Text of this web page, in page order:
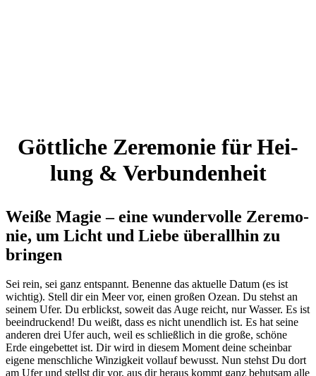
Gött­li­che Zere­mo­nie für Hei­
lung & Ver­bun­den­heit
Wei­ße Magie – eine wun­der­vol­le Zere­mo­
nie, um Licht und Lie­be über­all­hin zu
brin­gen
Sei rein, sei ganz ent­spannt. Benen­ne das aktu­el­le Datum (es ist
wich­tig). Stell dir ein Meer vor, einen gro­ßen Oze­an. Du stehst an
sei­nem Ufer. Du erblickst, soweit das Auge reicht, nur Was­ser. Es ist
beein­dru­ckend! Du weißt, dass es nicht unend­lich ist. Es hat sei­ne
ande­ren drei Ufer auch, weil es schließ­lich in die gro­ße, schö­ne
Erde ein­ge­bet­tet ist. Dir wird in die­sem Moment dei­ne schein­bar
eige­ne mensch­li­che Win­zig­keit voll­auf bewusst. Nun stehst Du dort
am Ufer und stellst dir vor, aus dir her­aus kommt ganz behut­sam alle